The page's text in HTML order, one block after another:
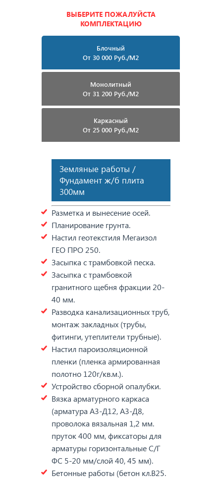
ВЫБЕРИТЕ ПОЖАЛУЙСТА
КОМПЛЕКТАЦИЮ
Блочный
От 30 000 Руб./м2
Монолитный
От 31 200 Руб./м2
Каркасный
От 25 000 Руб./м2
Земляные работы /
Фундамент ж/б плита
300мм
Разметка и вынесение осей.
Планирование грунта.
Настил геотекстиля Мегаизол
ГЕО ПРО 250.
Засыпка с трамбовкой песка.
Засыпка с трамбовкой
гранитного щебня фракции 20-
40 мм.
Разводка канализационных труб,
монтаж закладных (трубы,
фитинги, утеплители трубные).
Настил пароизоляционной
пленки (пленка армированная
полотно 120г/кв.м.).
Устройство сборной опалубки.
Вязка арматурного каркаса
(арматура А3-Д12, А3-Д8,
проволока вязальная 1,2 мм.
пруток 400 мм, фиксаторы для
арматуры горизонтальные С/Г
ФС 5-20 мм/слой 40, 45 мм).
Бетонные работы (бетон кл.В25.